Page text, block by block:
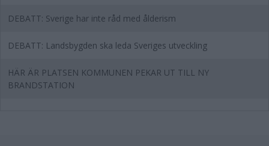
DEBATT: Sverige har inte råd med ålderism
DEBATT: Landsbygden ska leda Sveriges utveckling
HÄR ÄR PLATSEN KOMMUNEN PEKAR UT TILL NY
BRANDSTATION